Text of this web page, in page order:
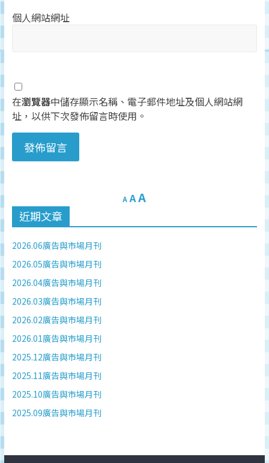
個人網站網址
在瀏覽器中儲存顯示名稱、電子郵件地址及個人網站網
址，以供下次發佈留言時使用。
A AA
近期文章
2026.06廣告與市場月刊
2026.05廣告與市場月刊
2026.04廣告與市場月刊
2026.03廣告與市場月刊
2026.02廣告與市場月刊
2026.01廣告與市場月刊
2025.12廣告與市場月刊
2025.11廣告與市場月刊
2025.10廣告與市場月刊
2025.09廣告與市場月刊